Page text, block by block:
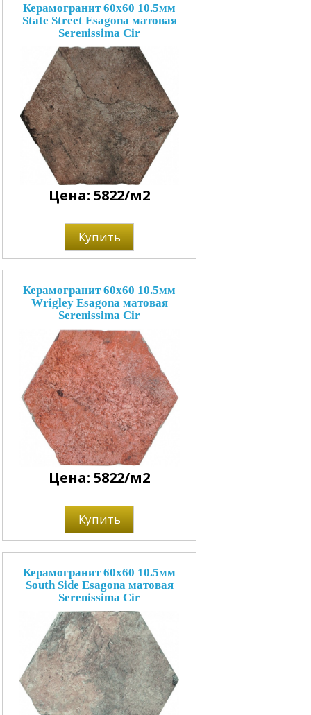
Керамогранит 60x60 10.5мм
State Street Esagona матовая
Serenissima Cir
Цена: 5822/м2
Купить
Керамогранит 60x60 10.5мм
Wrigley Esagona матовая
Serenissima Cir
Цена: 5822/м2
Купить
Керамогранит 60x60 10.5мм
South Side Esagona матовая
Serenissima Cir